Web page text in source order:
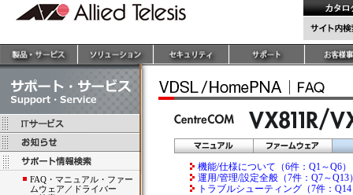
FAQ・マニュアル・ファー
ムウェア／ドライバー
機能/仕様について（6件：Q1～Q6）
運用/管理/設定全般（7件：Q7～Q13
トラブルシューティング（7件：